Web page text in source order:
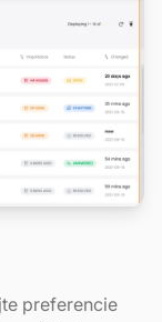
preferencie